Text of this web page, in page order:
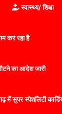
स्वास्थ्य/ शिक्षा
कर रहा है
का आदेश जारी
में सुपर स्पेशलिटी